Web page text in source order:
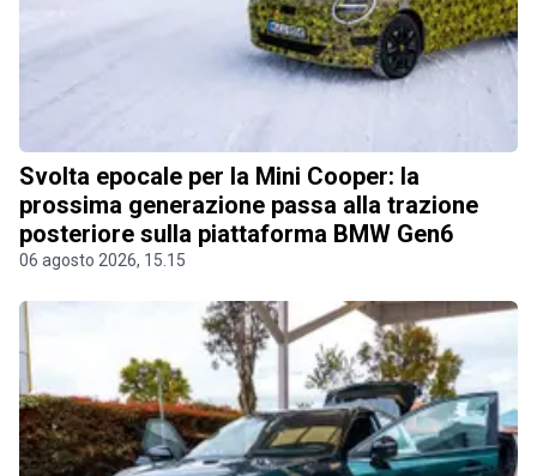
Svolta epocale per la Mini Cooper: la
prossima generazione passa alla trazione
posteriore sulla piattaforma BMW Gen6
06 agosto 2026, 15.15